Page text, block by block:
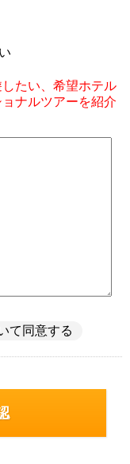
たい、希望ホテル
ナルツアーを紹介
て同意する